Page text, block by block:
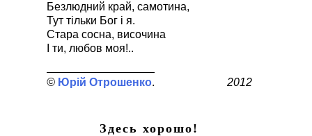
Безлюдний край, самотина,
Тут тільки Бог і я.
Стара сосна, височина
І ти, любов моя!..
Юрій Отрошенко 2012
Здесь хорошо!